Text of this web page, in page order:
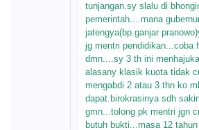
tunjangan.sy slalu di
pemerintah....mana
jatengya(bp.ganjar
jg mentri pendidikan...coba
dmn....sy 3 th ini
alasany klasik kuota tidak
mengabdi 2 atau 3 thn ko
dapat.birokrasinya sdh
gmn...tolong pk mentri jgn
butuh bukti...masa 12